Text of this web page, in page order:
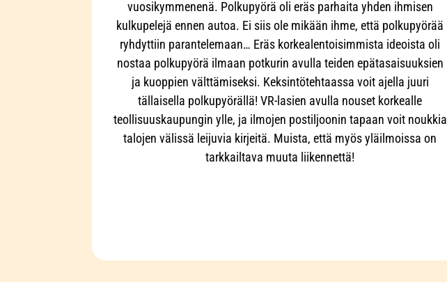
vuosikymmenenä. Polkupyörä oli eräs parhaita yhden ihmisen
kulkupelejä ennen autoa. Ei siis ole mikään ihme, että polkupyörää
ryhdyttiin parantelemaan… Eräs korkealentoisimmista ideoista oli
nostaa polkupyörä ilmaan potkurin avulla teiden epätasaisuuksien
ja kuoppien välttämiseksi. Keksintötehtaassa voit ajella juuri
tällaisella polkupyörällä! VR-lasien avulla nouset korkealle
teollisuuskaupungin ylle, ja ilmojen postiljoonin tapaan voit noukkia
talojen välissä leijuvia kirjeitä. Muista, että myös yläilmoissa on
tarkkailtava muuta liikennettä!